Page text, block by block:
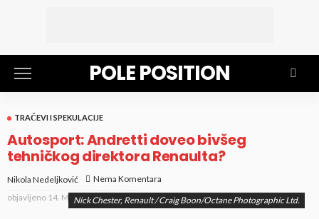
POLE POSITION
TRAČEVI I SPEKULACIJE
Autosport: Andretti doveo bivšeg
tehničkog direktora Renaulta?
Nikola Nedeljković
Nema Komentara
objavljeno 14. Mar 2023. at 6:02 pm
Nick Chester, Renault / Craig Boon/Octane Photographic Ltd.